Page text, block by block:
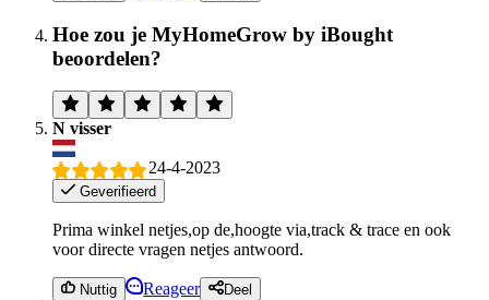
Hoe zou je MyHomeGrow by iBought
beoordelen?
N visser
24-4-2023
Geverifieerd
Prima winkel netjes,op de,hoogte via,track & trace en ook
voor directe vragen netjes antwoord.
Nuttig Reageer Deel